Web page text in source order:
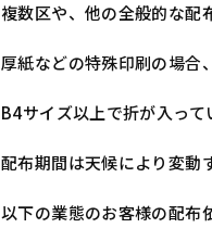
複数区や、他の全般的な配
厚紙などの特殊印刷の場合
B4サイズ以上で折が入っ
配布期間は天候により変動
以下の業態のお客様の配布